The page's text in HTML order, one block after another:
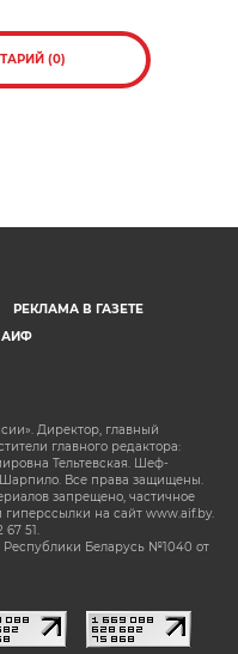
(0)
РЕКЛАМА В ГАЗЕТЕ
АИФ
Директор, главный
главного редактора:
Тельтевская. Шеф-
Все права защищены.
запрещено, частичное
на сайт www.aif.by.
67 51.
Беларусь №1040 от